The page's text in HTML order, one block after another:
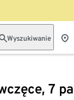
Wyszukiwanie
7